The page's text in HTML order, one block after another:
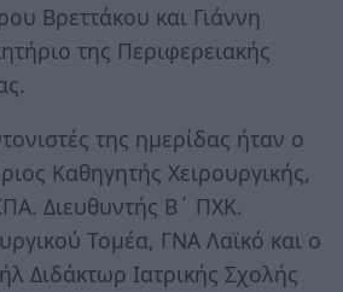
Βρεττάκου και Γιάννη
της Περιφερειακής
της ημερίδας ήταν ο
Καθηγητής Χειρουργικής,
Διευθυντής Β΄ ΠΧΚ.
Τομέα, ΓΝΑ Λαϊκό και ο
Διδάκτωρ Ιατρικής Σχολής